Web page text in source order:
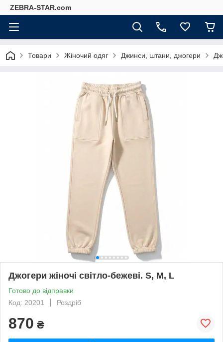
ZEBRA-STAR.com
Товари Жіночий одяг Джинси, штани, джогери
Джогери жіночі світло-бежеві. S, M, L
Готово до відправки
Код: 20201
Роздріб
870 ₴